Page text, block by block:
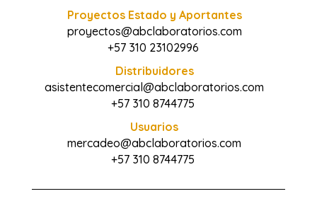
Proyectos Estado y Aportantes
proyectos@abclaboratorios.com
+57 310 23102996
Distribuidores
asistentecomercial@abclaboratorios.com
+57 310 8744775
Usuarios
mercadeo@abclaboratorios.com
+57 310 8744775